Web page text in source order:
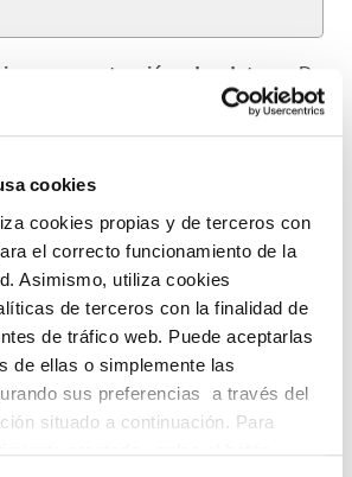
cookies
cookies propias y de terceros con
el correcto funcionamiento de la
Asimismo, utiliza cookies
de terceros con la finalidad de
de tráfico web. Puede aceptarlas
de ellas o simplemente las
sus preferencias a través del
situado a continuación. Para
en protección de datos.-
De
el RGPD y la LOPDGDD,
suscriptores. Para obtener más
visite nuestra política de privacidad.
ACEPTO el tratamiento de mis
describe anteriormente y se explica
la Política de Privacidad.
envío de comunicaciones